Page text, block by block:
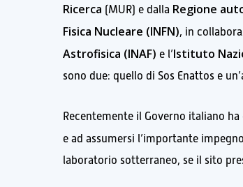
Ricerca (MUR) e dalla Regione
Fisica Nucleare (INFN), in
Astrofisica (INAF) e l’Istituto
sono due: quello di Sos Enattos e
Recentemente il Governo italiano
e ad assumersi l’importante
laboratorio sotterraneo, se il sito